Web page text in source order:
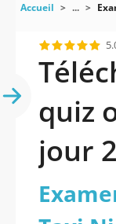
Accueil ...
quiz
jour